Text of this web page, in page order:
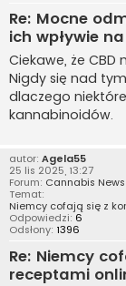
Re: Mocne
ich wpływie
Ciekawe, że CBD
Nigdy się nad
dlaczego
kannabinoidów.
autor: Agela55
25 lis 2025, 13:27
Forum: Cannabis News
Temat:
Niemcy cofają się z
Odpowiedzi:6
Odsłony: 1396
Re: Niemcy
receptami